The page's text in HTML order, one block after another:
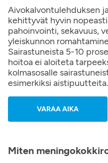
Aivokalvontulehduksen
kehittyvät hyvin
pahoinvointi, sekavuus,
yleiskunnon
Sairastuneista 5-10
hoitoa ei aloiteta
kolmasosalle
esimerkiksi aistipuutteita.
VARAA AIKA
Miten